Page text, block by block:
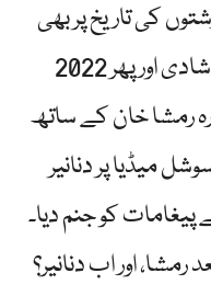
کی تاریخ پر بھی
بات کی۔ سجل علی سے ان کی شادی اور پھر 2022
رمشا خان کے ساتھ
میڈیا پر دنانیر
کو جنم دیا۔
اور اب دنانیر؟